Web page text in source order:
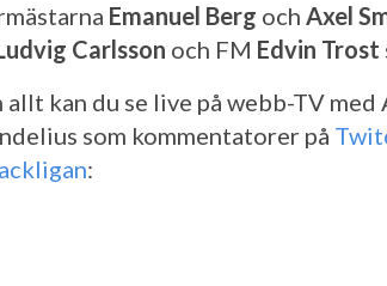
Emanuel Berg och Axel
Carlsson och FM Edvin Trost
allt kan du se live på webb-TV
som kommentatorer på
: